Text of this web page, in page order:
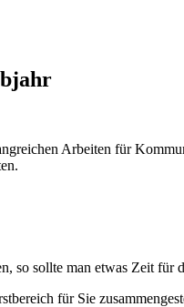
Arbeiten für
sollte man etwas Zeit für
für Sie